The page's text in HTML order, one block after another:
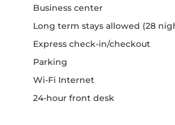
Business center
Long term stays allowed (28
Express check-in/checkout
Parking
Wi-Fi Internet
24-hour front desk